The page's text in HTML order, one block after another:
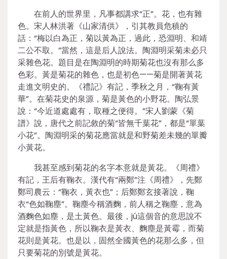
在前人的世界里，凡事都講求“正”。花，也有雜
色。宋人林洪著《山家清供》，引其教員危稹的
話：“梅以白為正，菊以黃為正，過此，恐淵明、和靖
二公不取。”當然，這是后人說法。陶淵明采菊未必只
采雜色花。題目是在陶淵明的時期菊花也沒有那么多
色彩。黃是菊花的雜色，也是初色——菊是開著黃花
走進文明史的。《禮記》有記，季秋之月，“鞠有黃
華”。在菊花史的泉源，菊是黃色的小野花。陶弘景
說：“今近道處處有，取種之便得。”宋人劉蒙《菊
譜》說，唐代之前記敘的菊“皆無千葉花”，都是“單葉
小花”。陶淵明采的菊花應當就是和野菊差未幾的單瓣
小黃花。
我甚至感到菊花的名字本意就是黃花。《周禮》
有記，王后有鞠衣。漢代有“兩鄭”注《周禮》，先鄭
鄭司農云：“鞠衣，黃衣也”；后鄭鄭玄接著說，鞠
衣“色如鞠塵”。鞠塵今稱酒麴，前人稱之鞠塵，意為
酒麴色如塵，是土黃色。最後，jú這個音的意思說不
定就是指黃色，所以鞠衣是黃衣、麴塵是黃霉，而菊
花則是黃花。也是以，固然全國黃色的花那么多，但
只要菊花的別號是黃花。